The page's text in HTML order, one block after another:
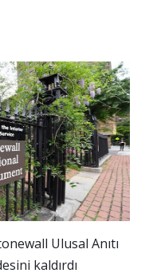
Ulusal Anıtı
kaldırdı